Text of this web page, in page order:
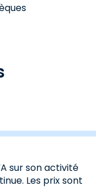
sur son activité
Les prix sont